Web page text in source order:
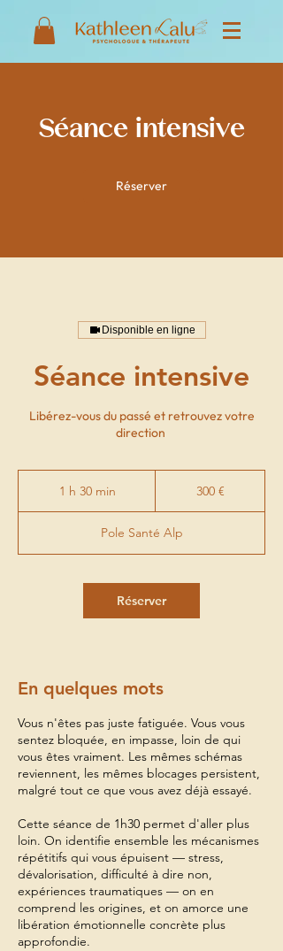
Séance intensive
Réserver
Disponible en ligne
Séance intensive
Libérez-vous du passé et retrouvez votre
direction
1 h 30 min
0
m
n
300 €
Pole Santé Alp
Réserver
En quelques mots
Vous n'êtes pas juste fatiguée. Vous vous
sentez bloquée, en impasse, loin de qui
vous êtes vraiment. Les mêmes schémas
reviennent, les mêmes blocages persistent,
malgré tout ce que vous avez déjà essayé.
Cette séance de 1h30 permet d'aller plus
loin. On identifie ensemble les mécanismes
répétitifs qui vous épuisent — stress,
dévalorisation, difficulté à dire non,
expériences traumatiques — on en
comprend les origines, et on amorce une
libération émotionnelle concrète plus
approfondie.